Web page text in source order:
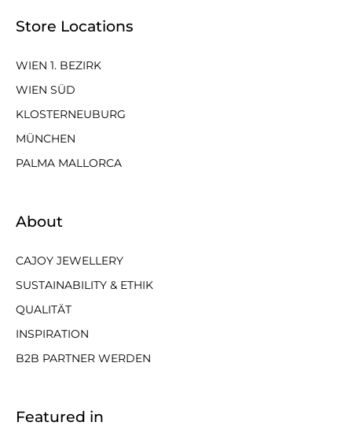
Store Locations
WIEN 1. BEZIRK
WIEN SÜD
KLOSTERNEUBURG
MÜNCHEN
PALMA MALLORCA
About
CAJOY JEWELLERY
SUSTAINABILITY & ETHIK
QUALITÄT
INSPIRATION
B2B PARTNER WERDEN
Featured in